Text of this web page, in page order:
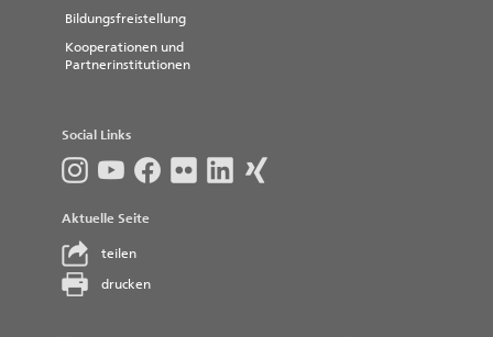
Bildungsfreistellung
Kooperationen und
Partnerinstitutionen
Social Links
Aktuelle Seite
teilen
drucken